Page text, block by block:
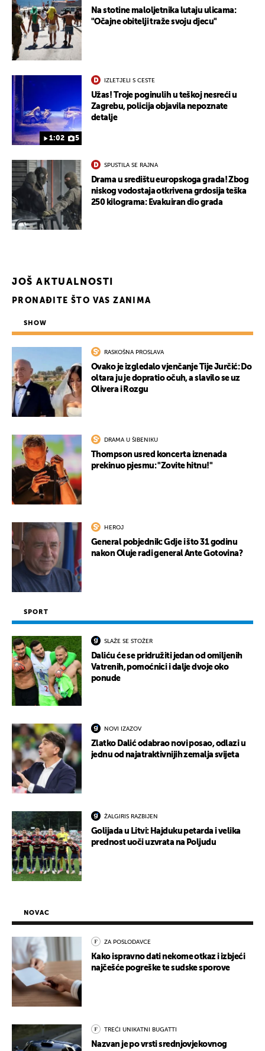
Na stotine maloljetnika lutaju ulicama:
"Očajne obitelji traže svoju djecu"
1:02 5
IZLETJELI S CESTE
Užas! Troje poginulih u teškoj nesreći u
Zagrebu, policija objavila nepoznate
detalje
SPUSTILA SE RAJNA
Drama u središtu europskoga grada! Zbog
niskog vodostaja otkrivena grdosija teška
250 kilograma: Evakuiran dio grada
JOŠ AKTUALNOSTI
PRONAĐITE ŠTO VAS ZANIMA
SHOW
RASKOŠNA PROSLAVA
Ovako je izgledalo vjenčanje Tije Jurčić: Do
oltara ju je dopratio očuh, a slavilo se uz
Olivera i Rozgu
DRAMA U ŠIBENIKU
Thompson usred koncerta iznenada
prekinuo pjesmu: "Zovite hitnu!"
HEROJ
General pobjednik: Gdje i što 31 godinu
nakon Oluje radi general Ante Gotovina?
SPORT
SLAŽE SE STOŽER
Daliću će se pridružiti jedan od omiljenih
Vatrenih, pomoćnici i dalje dvoje oko
ponude
NOVI IZAZOV
Zlatko Dalić odabrao novi posao, odlazi u
jednu od najatraktivnijih zemalja svijeta
ŽALGIRIS RAZBIJEN
Golijada u Litvi: Hajduku petarda i velika
prednost uoči uzvrata na Poljudu
NOVAC
ZA POSLODAVCE
Kako ispravno dati nekome otkaz i izbjeći
najčešće pogreške te sudske sporove
TREĆI UNIKATNI BUGATTI
Nazvan je po vrsti srednjovjekovnog
UKLJUČITE NOTIFIKACIJE